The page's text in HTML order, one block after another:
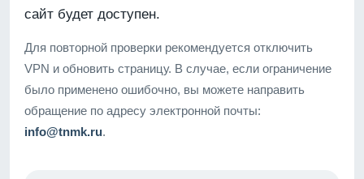
сайт будет доступен.
Для повторной проверки рекомендуется отключить
VPN и обновить страницу. В случае, если ограничение
было применено ошибочно, вы можете направить
обращение по адресу электронной почты:
info@tnmk.ru.